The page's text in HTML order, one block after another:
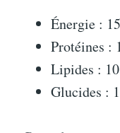
Énergie :
Protéines :
Lipides :
Glucides :